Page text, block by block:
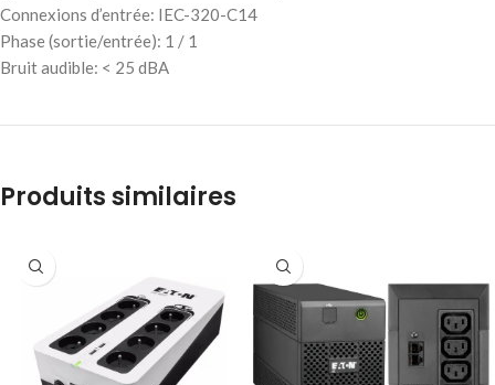
Connexions d’entrée: IEC-320-C14
Phase (sortie/entrée): 1 / 1
Bruit audible: < 25 dBA
Produits similaires